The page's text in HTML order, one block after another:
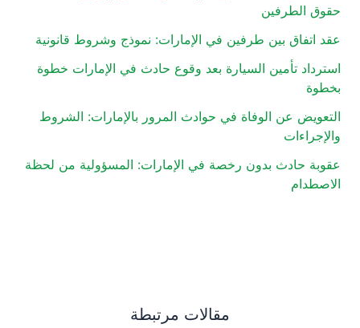
حقوق الطرفين
عقد اتفاق بين طرفين في الإمارات: نموذج وشروط قانونية
استرداد تأمين السيارة بعد وقوع حادث في الإمارات خطوة
بخطوة
التعويض عن الوفاة في حوادث المرور بالإمارات: الشروط
والإجراءات
عقوبة حادث بدون رخصة في الإمارات: المسؤولية من لحظة
الاصطدام
مقالات مرتبطة